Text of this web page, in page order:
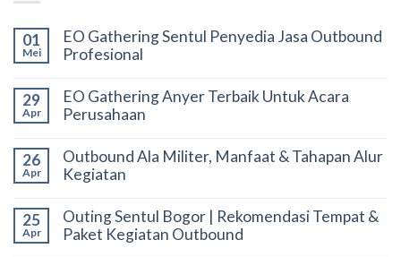
01
Mei
EO Gathering Sentul Penyedia Jasa Outbound
Profesional
29
Apr
EO Gathering Anyer Terbaik Untuk Acara
Perusahaan
26
Apr
Outbound Ala Militer, Manfaat & Tahapan Alur
Kegiatan
25
Apr
Outing Sentul Bogor | Rekomendasi Tempat &
Paket Kegiatan Outbound